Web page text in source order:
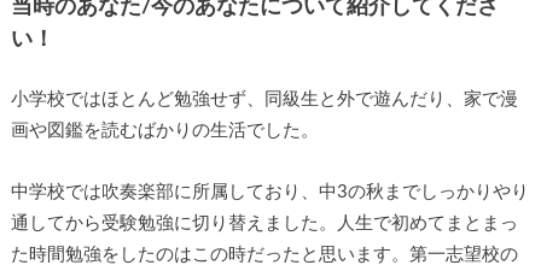
当時のあなた/今のあなたについて紹介してくださ
い！
小学校ではほとんど勉強せず、同級生と外で遊んだり、家で漫
画や図鑑を読むばかりの生活でした。
中学校では吹奏楽部に所属しており、中3の秋までしっかりやり
通してから受験勉強に切り替えました。人生で初めてまとまっ
た時間勉強をしたのはこの時だったと思います。第一志望校の